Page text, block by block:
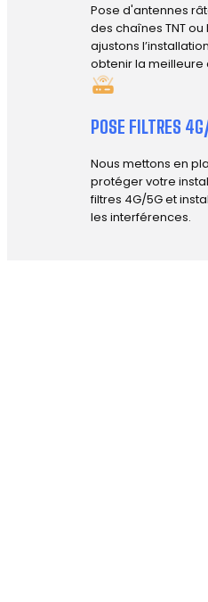
Pose d'antennes
des chaînes TNT
ajustons
obtenir la meilleure
POSE FILTRES
Nous mettons en
protéger votre
filtres 4G/5G et
les interférences.